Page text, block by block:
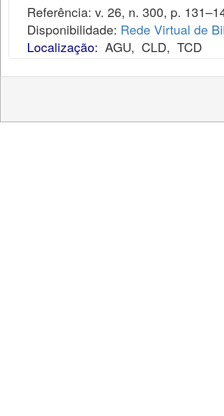
Referência: v. 26, n. 300, p.
Disponibilidade: Rede Virtual de
Localização: AGU, CLD, TCD